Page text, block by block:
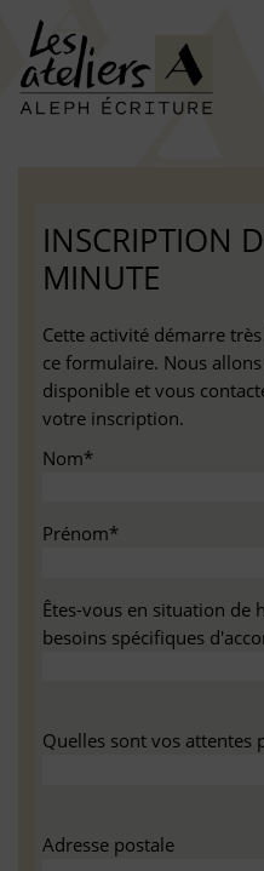
INSCRIPTION
MINUTE
Cette activité démarre
ce formulaire. Nous
disponible et vous
votre inscription.
Nom*
Prénom*
Êtes-vous en situation de
besoins spécifiques
Quelles sont vos attentes
Adresse postale